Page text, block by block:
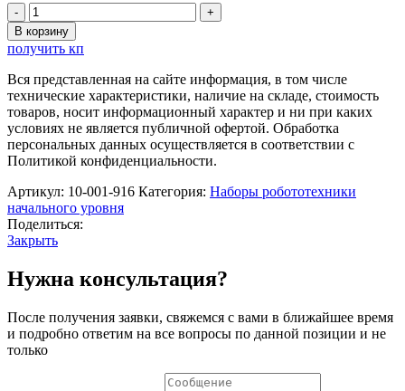
Количество
товара
Набор
конструкторов
Morphun
по
основам
моделирования
«STEM.
Шестеренки»
В корзину
получить кп
Вся представленная на сайте информация, в том числе
технические характеристики, наличие на складе, стоимость
товаров, носит информационный характер и ни при каких
условиях не является публичной офертой. Обработка
персональных данных осуществляется в соответствии с
Политикой конфиденциальности.
Артикул: 10-001-916 Категория: Наборы робототехники
начального уровня
Поделиться:
Закрыть
Нужна консультация?
После получения заявки, свяжемся с вами в ближайшее время
и подробно ответим на все вопросы по данной позиции и не
только